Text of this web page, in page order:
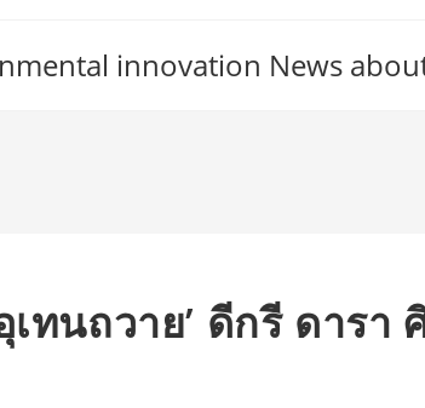
innovation News
เทนถวาย’ ดีกรี ดาร